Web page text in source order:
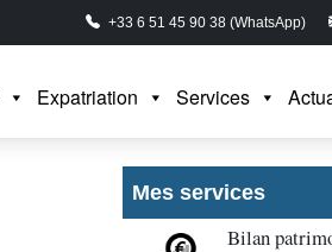
+33 6 51 45 90 38 (WhatsApp)
Expatriation Services
Mes services
Bilan